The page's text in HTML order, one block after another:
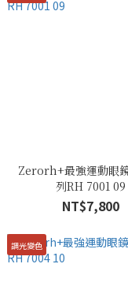
Zerorh+最強運動眼
列RH 7001 09
NT$7,800
調光變色